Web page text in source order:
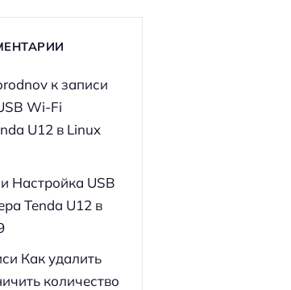
к записи
Wi-Fi
U12 в Linux
Настройка USB
Tenda U12 в
Как удалить
количество